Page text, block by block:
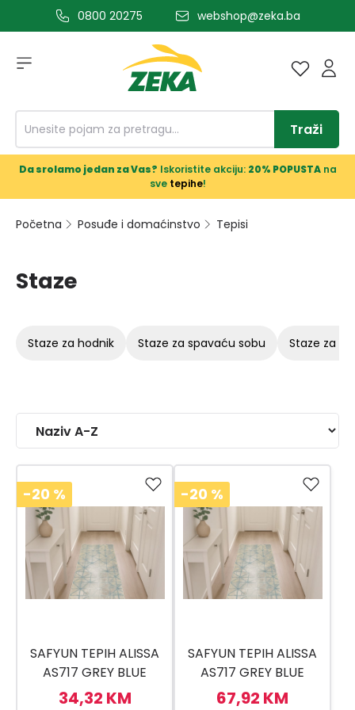
glavni sadržaj0800 20275 webshop@zeka.ba
Traži
Da srolamo jedan za Vas? Iskoristite akciju: 20% POPUSTAna
sve tepihe!
Početna Posuđe i domaćinstvo Tepisi
Staze
staze za hodnik staze za spavaću sobu staze za
-20 %
SAFYUN TEPIH ALISSA
AS717 GREY BLUE
80X150
34,32 KM
-20 %
SAFYUN TEPIH ALISSA
AS717 GREY BLUE
80X300
67,92 KM